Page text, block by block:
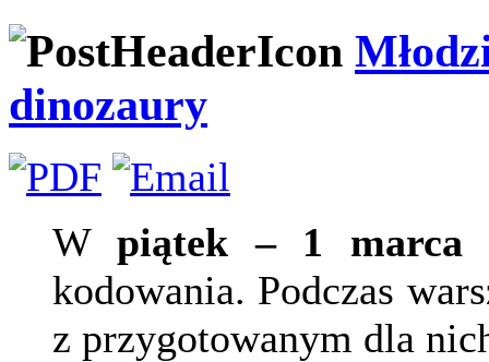
dinozaury
Wpiątek – 1 marca
kodowania. Podczas
z przygotowanym dla